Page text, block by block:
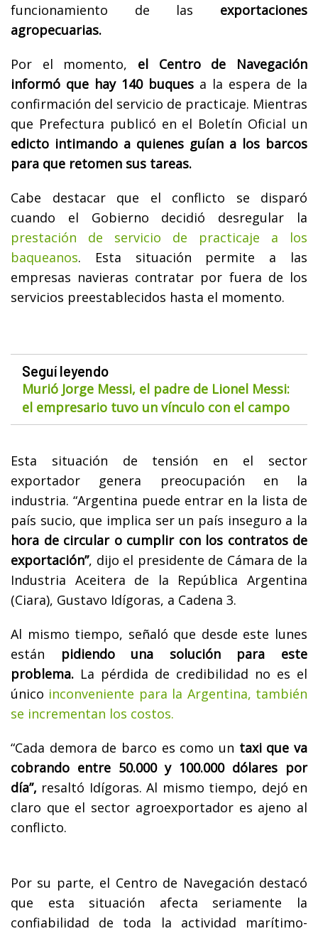
funcionamiento de las exportaciones
agropecuarias.
Por el momento, el Centro de Navegación
informó que hay 140 buques a la espera de la
confirmación del servicio de practicaje. Mientras
que Prefectura publicó en el Boletín Oficial un
edicto intimando a quienes guían a los barcos
para que retomen sus tareas.
Cabe destacar que el conflicto se disparó
cuando el Gobierno decidió desregular la
prestación de servicio de practicaje a los
baqueanos. Esta situación permite a las
empresas navieras contratar por fuera de los
servicios preestablecidos hasta el momento.
Seguí leyendo
Murió Jorge Messi, el padre de Lionel Messi:
el empresario tuvo un vínculo con el campo
Esta situación de tensión en el sector
exportador genera preocupación en la
industria. “Argentina puede entrar en la lista de
país sucio, que implica ser un país inseguro a la
hora de circular o cumplir con los contratos de
exportación”, dijo el presidente de Cámara de la
Industria Aceitera de la República Argentina
(Ciara), Gustavo Idígoras, a Cadena 3.
Al mismo tiempo, señaló que desde este lunes
están pidiendo una solución para este
problema. La pérdida de credibilidad no es el
único inconveniente para la Argentina, también
se incrementan los costos.
“Cada demora de barco es como un taxi que va
cobrando entre 50.000 y 100.000 dólares por
día”, resaltó Idígoras. Al mismo tiempo, dejó en
claro que el sector agroexportador es ajeno al
conflicto.
Por su parte, el Centro de Navegación destacó
que esta situación afecta seriamente la
confiabilidad de toda la actividad marítimo-